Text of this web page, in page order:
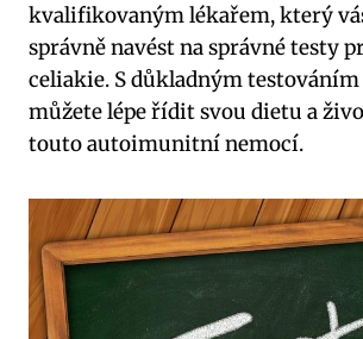
kvalifikovaným lékařem, který
správně navést na správné testy
celiakie. S důkladným testováním
můžete lépe řídit svou dietu a
touto autoimunitní nemocí.